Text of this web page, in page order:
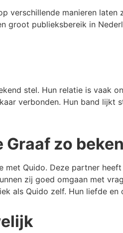
verschillende manieren
publieksbereik in
stel. Hun relatie is vaak
verbonden. Hun band lijkt
zo
Quido. Deze partner
zij goed omgaan met
als Quido zelf. Hun liefde en